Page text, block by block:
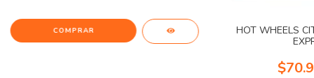
HOT WHEELS